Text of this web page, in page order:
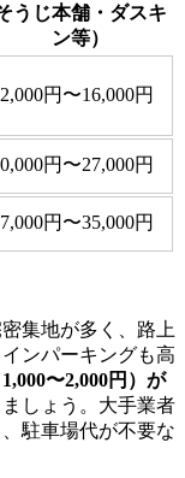
うじ本舗・ダスキ
ン等）
円〜16,000円
円〜27,000円
円〜35,000円
集地が多く、路上
ンパーキングも高
〜2,000円）が
しょう。大手業者
駐車場代が不要な